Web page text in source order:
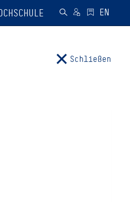
Schließen